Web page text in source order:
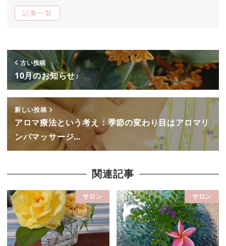
記事一覧
古い投稿
10月のお知らせ♪
新しい投稿
アロマ療法という考え：季節の変わり目はアロマリ
ンパマッサージ…
関連記事
サロン サロン